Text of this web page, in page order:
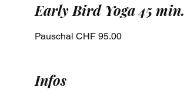
Early Bird Yoga 45 min.
Pauschal CHF 95.00
Infos